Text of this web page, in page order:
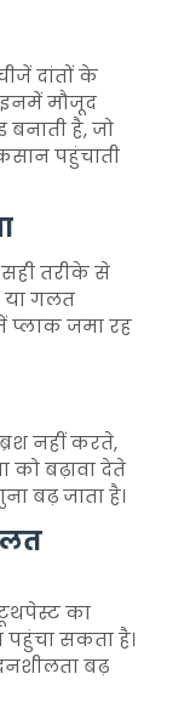
दांतों के
इनमें मौजूद
है, जो
पहुंचाती
सही तरीके से
या गलत
प्लाक जमा रह
नहीं करते,
को बढ़ावा देते
बढ़ जाता है।
का
सकता है।
बढ़